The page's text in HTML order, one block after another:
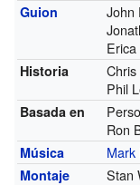
Guion
John
Historia
Phil
Basada en
Ron
Música Mark
Montaje Stan